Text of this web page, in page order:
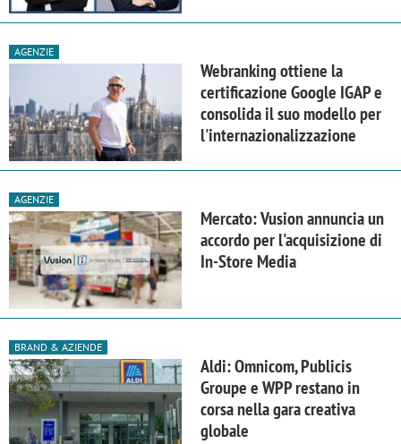
AGENZIE
Webranking ottiene la
certificazione Google IGAP e
consolida il suo modello per
l'internazionalizzazione
AGENZIE
Mercato: Vusion annuncia un
accordo per l'acquisizione di
In-Store Media
BRAND & AZIENDE
Aldi: Omnicom, Publicis
Groupe e WPP restano in
corsa nella gara creativa
globale